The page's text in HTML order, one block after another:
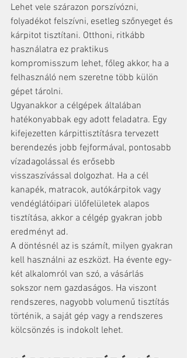
Lehet vele szárazon porszívózni,
folyadékot felszívni, esetleg szőnyeget és
kárpitot tisztítani. Otthoni, ritkább
használatra ez praktikus
kompromisszum lehet, főleg akkor, ha a
felhasználó nem szeretne több külön
gépet tárolni.
Ugyanakkor a célgépek általában
hatékonyabbak egy adott feladatra. Egy
kifejezetten kárpittisztításra tervezett
berendezés jobb fejformával, pontosabb
vízadagolással és erősebb
visszaszívással dolgozhat. Ha a cél
kanapék, matracok, autókárpitok vagy
vendéglátóipari ülőfelületek alapos
tisztítása, akkor a célgép gyakran jobb
eredményt ad.
A döntésnél az is számít, milyen gyakran
kell használni az eszközt. Ha évente egy-
két alkalomról van szó, a vásárlás
sokszor nem gazdaságos. Ha viszont
rendszeres, nagyobb volumenű tisztítás
történik, a saját gép vagy a rendszeres
kölcsönzés is indokolt lehet.